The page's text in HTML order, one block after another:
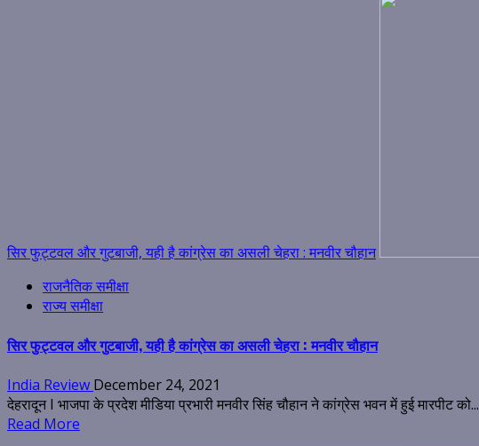
सिर फुट्टवल और गुटबाजी, यही है कांग्रेस का असली चेहरा : मनवीर चौहान
राजनैतिक समीक्षा
राज्य समीक्षा
सिर फुट्टवल और गुटबाजी, यही है कांग्रेस का असली चेहरा : मनवीर चौहान
India Review December 24, 2021
देहरादून I भाजपा के प्रदेश मीडिया प्रभारी मनवीर सिंह चौहान ने कांग्रेस भवन में हुई मारपीट को...
Read More